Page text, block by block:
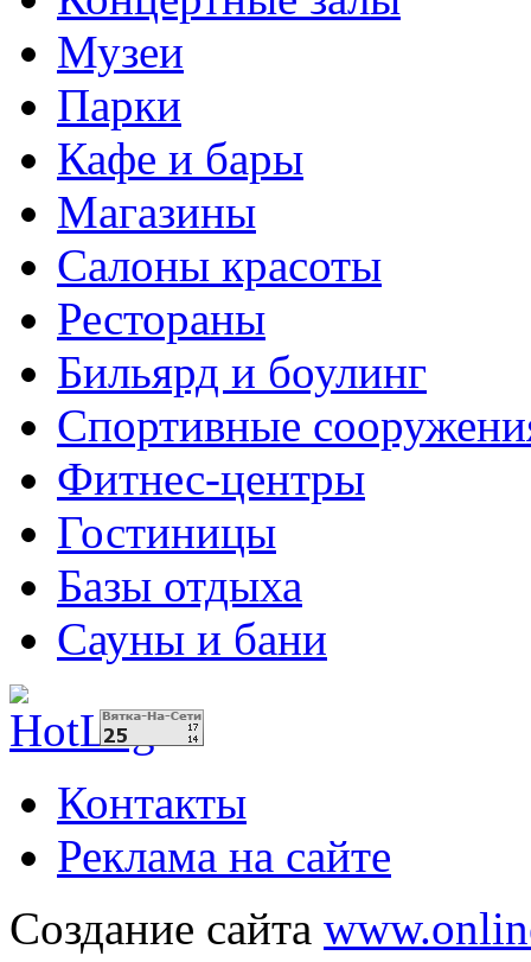
Музеи
Парки
Кафе и бары
Магазины
Салоны красоты
Рестораны
Бильярд и боулинг
Спортивные
Фитнес-центры
Гостиницы
Базы отдыха
Сауны и бани
Контакты
Реклама на сайте
Создание сайта